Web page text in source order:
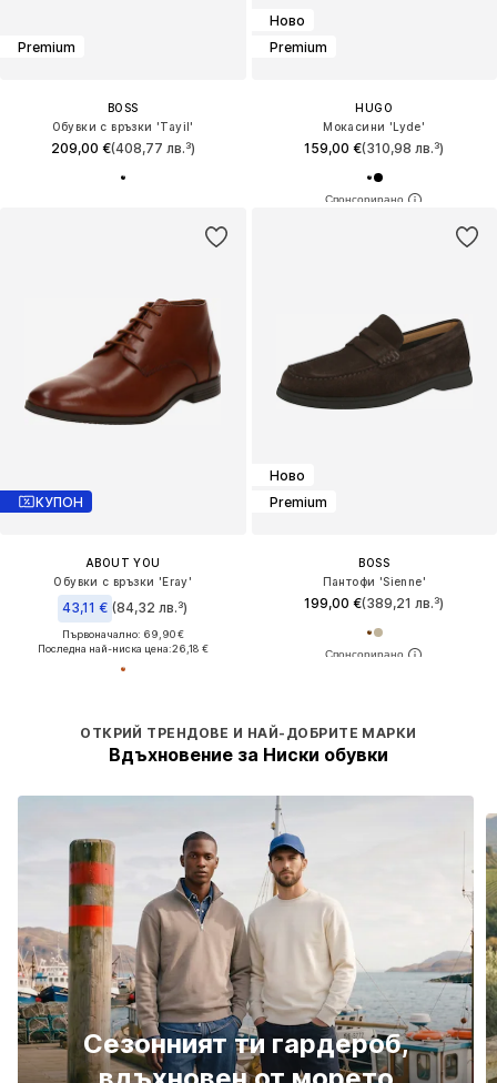
Premium
BOSS
Обувки с връзки 'Tayil'
209,00 €(408,77 лв.³)
Ново
Premium
HUGO
Мокасини 'Lyde'
159,00 €(310,98 лв.³)
КУПОН
ABOUT YOU
Обувки с връзки 'Eray'
43,11 € (84,32 лв.³)
Първоначално: 69,90 €
Последна най-ниска цена:26,18 €
Ново
Premium
BOSS
Пантофи 'Sienne'
199,00 €(389,21 лв.³)
ОТКРИЙ ТРЕНДОВЕ И НАЙ-ДОБРИТЕ МАРКИ
Вдъхновение за Ниски обувки
Сезонният ти гардероб,